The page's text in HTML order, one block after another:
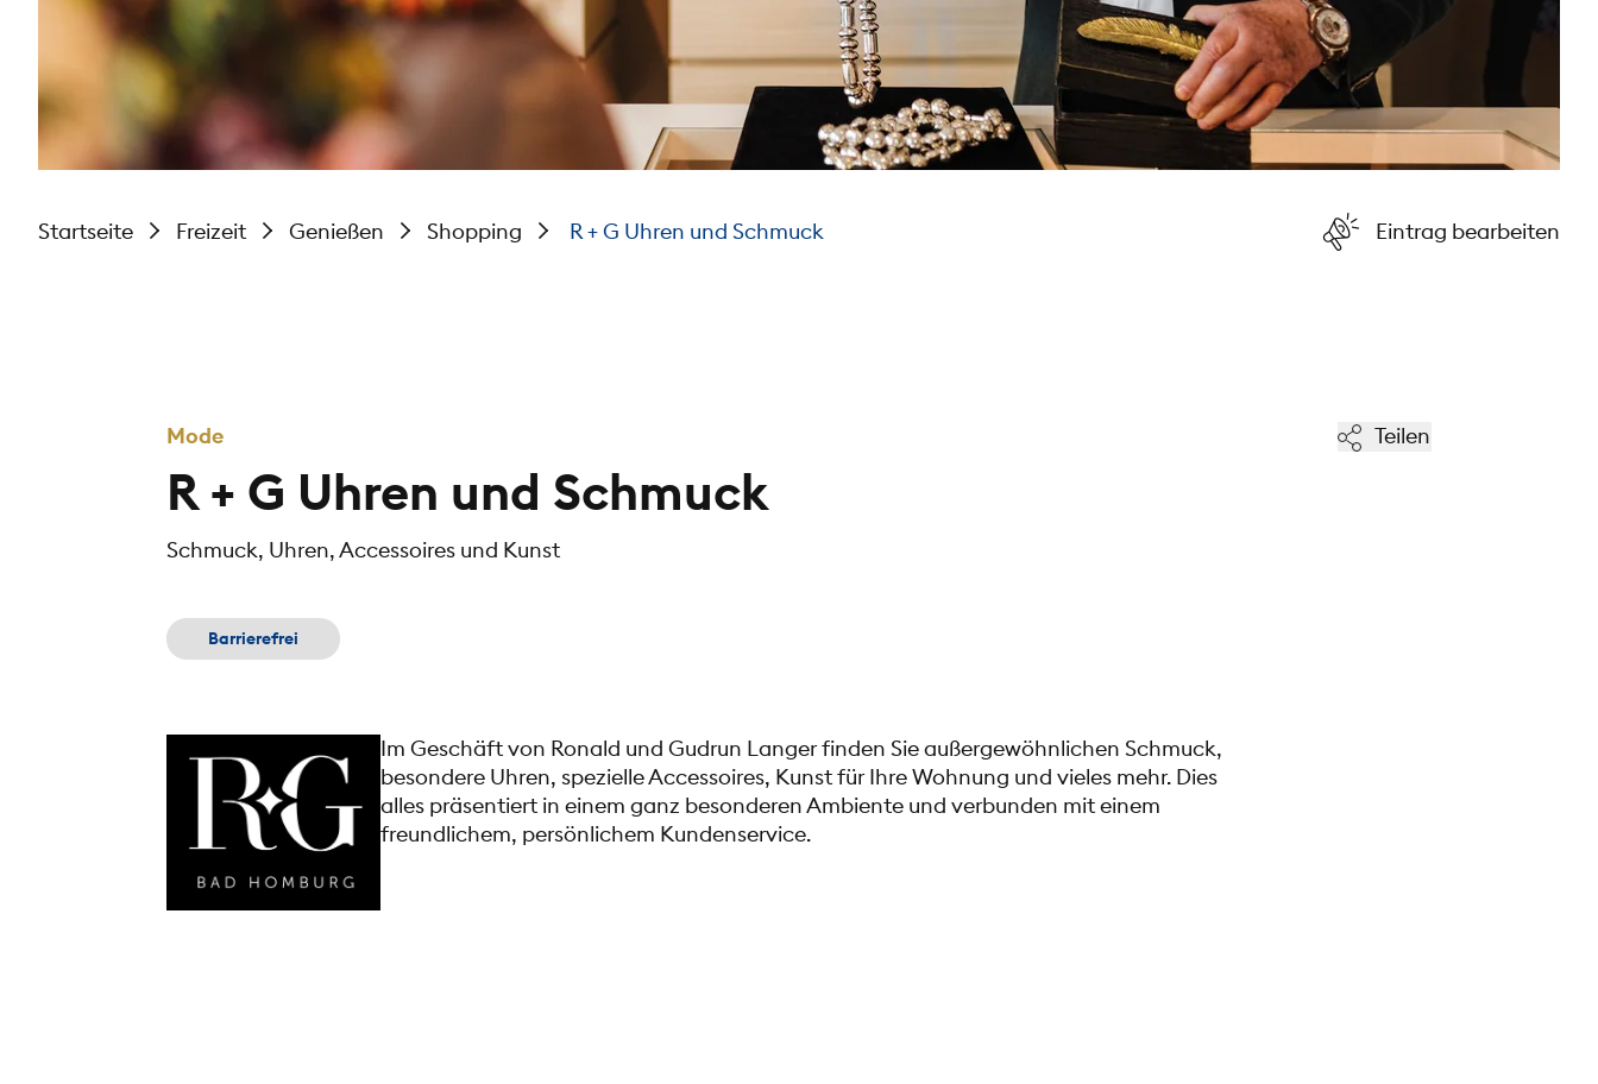
Startseite Freizeit Genießen Shopping R + G Uhren und Schmuck Eintrag bearbeiten
Mode
R + G Uhren und Schmuck
Schmuck, Uhren, Accessoires und Kunst
Teilen
Barrierefrei
Im Geschäft von Ronald und Gudrun Langer finden Sie außergewöhnlichen Schmuck,
besondere Uhren, spezielle Accessoires, Kunst für Ihre Wohnung und vieles mehr. Dies
alles präsentiert in einem ganz besonderen Ambiente und verbunden mit einem
freundlichem, persönlichem Kundenservice.